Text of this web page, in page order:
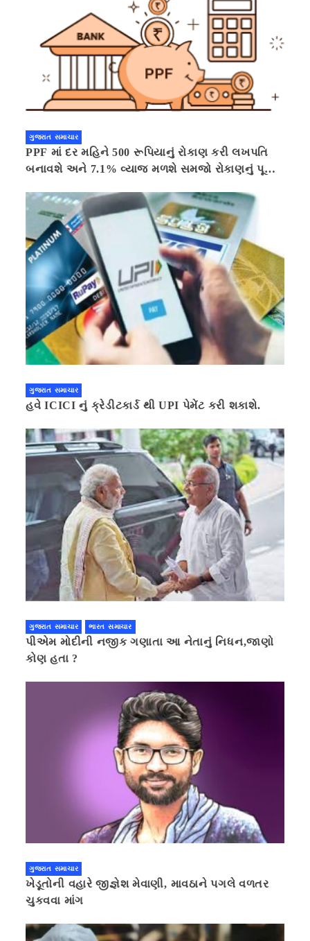
ગુજરાત સમાચાર
PPF માં દર મહિને 500 રૂપિયાનું રોકાણ કરી લખપતિ
બનાવશે અને 7.1% વ્યાજ મળશે સમજો રોકાણનું પૂરું
ગુજરાત સમાચાર
હવે ICICI નું ક્રેડીટકાર્ડ થી UPI પેમેંટ કરી શકાશે.
ગુજરાત સમાચાર ભારત સમાચાર
પીએમ મોદીની નજીક ગણાતા આ નેતાનું નિધન,જાણો
કોણ હતા ?
ગુજરાત સમાચાર
ખેડૂતોની વહારે જીજ્ઞેશ મેવાણી, માવઠાને પગલે વળતર
ચુકવવા માંગ